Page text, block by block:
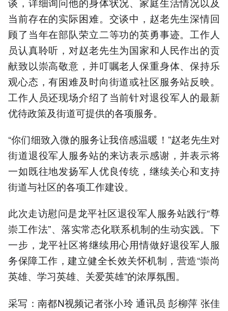
当前存在的实际困难。交谈中，赵老先生深情回
顾了当年在部队荣立二等功的英勇事迹。工作人
员认真聆听，对赵老先生为国家和人民作出的贡
献致以崇高敬意，并叮嘱老人保重身体、保持乐
观心态，有困难及时向街道或社区服务站反映。
工作人员还现场介绍了当前针对退役军人的最新
优待政策及街道可提供的各项服务。
“你们细致入微的服务让我倍感温暖！”赵老先生对
街道退役军人服务站的来访表示感谢，并表示将
一如既往地发扬军人优良传统，继续关心和支持
街道与社区的各项工作建设。
此次走访慰问是龙平社区退役军人服务站践行“尊
崇工作法”、落实常态化联系机制的生动实践。下
一步，龙平社区将继续用心用情做好退役军人服
务保障工作，建立健全长效关怀机制，营造“崇尚
英雄、学习英雄、关爱英雄”的浓厚氛围。
采写：南都N视频记者张小玲 通讯员 彭柳萍 张佳